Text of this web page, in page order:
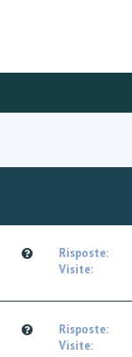
s
Risposte
Visite
Risposte
Visite